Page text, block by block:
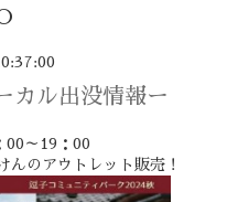
カル出没情報ー
00～19：00
んのアウトレット販売！